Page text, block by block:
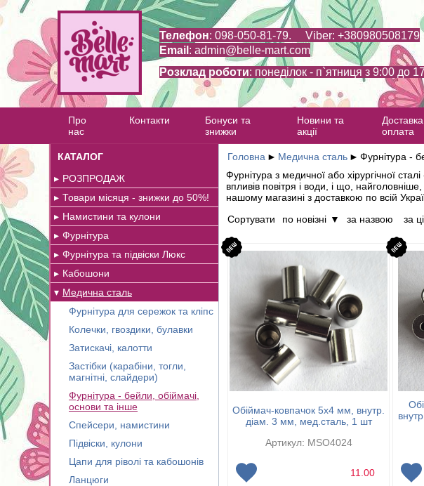
Телефон: 098-050-81-79. Viber: +380980508179
Email : admin@belle-mart.com
Розклад роботи: понеділок - п`ятниця з 9:00 до
Про
нас
Контакти
Бонуси та
знижки
Новини та
акції
оплата
КАТАЛОГ
РОЗПРОДАЖ
Товари місяця - знижки до 50%!
Намистини та кулони
Фурнітура
Фурнітура та підвіски Люкс
Кабошони
Медична сталь
Фурнітура для сережок та кліпс
Колечки, гвоздики, булавки
Затискачі, калотти
Застібки (карабіни, тогли,
магнітні, слайдери)
Фурнітура - бейли, обіймачі,
основи та інше
Спейсери, намистини
Підвіски, кулони
Цапи для ріволі та кабошонів
Ланцюги
Головна ► Медична сталь ► Фурнітура -
Фурнітура з медичної або хірургічної
впливів повітря і води, і що,
нашому магазині з доставкою по всій
Сортувати
по новізні ▼ за назвою за
Обіймач-ковпачок 5х4 мм, внутр.
діам. 3 мм, мед.сталь, 1 шт
Артикул: MSO4024
11.00